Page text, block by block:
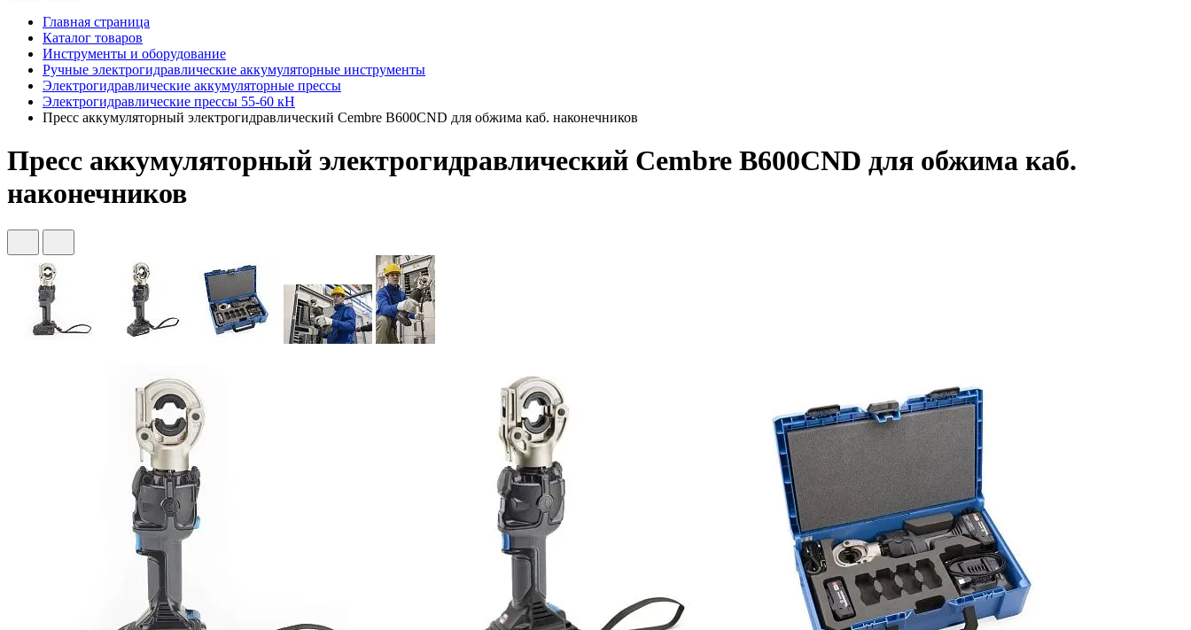
Главная страница
Каталог товаров
Инструменты и оборудование
Ручные электрогидравлические аккумуляторные инструменты
Электрогидравлические аккумуляторные прессы
Электрогидравлические прессы 55-60 кН
Пресс аккумуляторный электрогидравлический Cembre B600CND для обжима каб. наконечников
Пресс аккумуляторный электрогидравлический Cembre B600CND для обжима каб.
наконечников